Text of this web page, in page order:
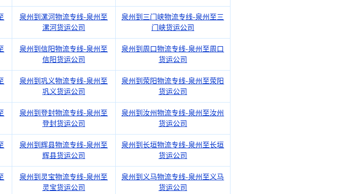
泉州到漯河物流专线-泉州至
漯河货运公司
泉州到三门峡物流专线-泉州至三
门峡货运公司
泉州到信阳物流专线-泉州至
信阳货运公司
泉州到周口物流专线-泉州至周口
货运公司
泉州到巩义物流专线-泉州至
巩义货运公司
泉州到荥阳物流专线-泉州至荥阳
货运公司
泉州到登封物流专线-泉州至
登封货运公司
泉州到汝州物流专线-泉州至汝州
货运公司
泉州到辉县物流专线-泉州至
辉县货运公司
泉州到长垣物流专线-泉州至长垣
货运公司
泉州到灵宝物流专线-泉州至
灵宝货运公司
泉州到义马物流专线-泉州至义马
货运公司